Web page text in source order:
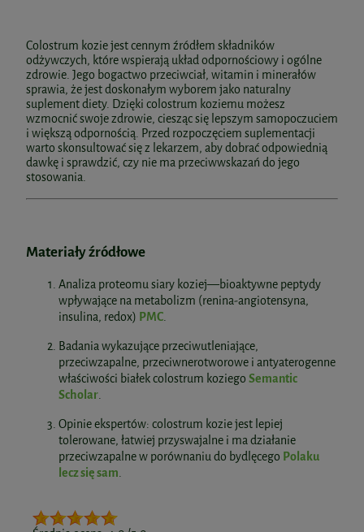
Colostrum kozie jest cennym źródłem składników
odżywczych, które wspierają układ odpornościowy i ogólne
zdrowie. Jego bogactwo przeciwciał, witamin i minerałów
sprawia, że jest doskonałym wyborem jako naturalny
suplement diety. Dzięki colostrum koziemu możesz
wzmocnić swoje zdrowie, ciesząc się lepszym samopoczuciem
i większą odpornością. Przed rozpoczęciem suplementacji
warto skonsultować się z lekarzem, aby dobrać odpowiednią
dawkę i sprawdzić, czy nie ma przeciwwskazań do jego
stosowania.
Materiały źródłowe
Analiza proteomu siary koziej—bioaktywne peptydy
wpływające na metabolizm (renina-angiotensyna,
insulina, redox) PMC.
Badania wykazujące przeciwutleniające,
przeciwzapalne, przeciwnerotworowe i antyaterogenne
właściwości białek colostrum koziego Semantic
Scholar.
Opinie ekspertów: colostrum kozie jest lepiej
tolerowane, łatwiej przyswajalne i ma działanie
przeciwzapalne w porównaniu do bydlęcego Polaku
lecz się sam.